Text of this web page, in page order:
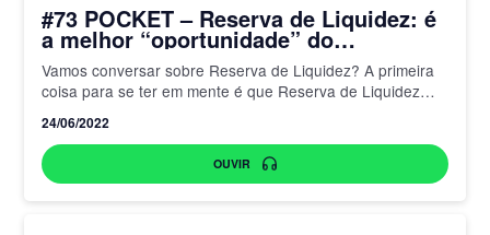
#73 POCKET – Reserva de Liquidez: é
a melhor “oportunidade” do
momento?
Vamos conversar sobre Reserva de Liquidez? A primeira
coisa para se ter em mente é que Reserva de Liquidez
24/06/2022
OUVIR